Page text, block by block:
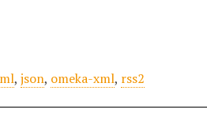
, json, omeka-xml, rss2